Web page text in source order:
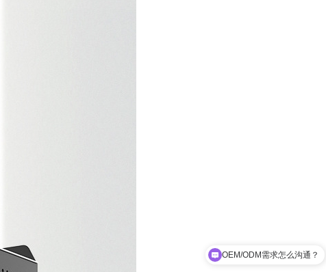
离网逆变器都有多少瓦的？